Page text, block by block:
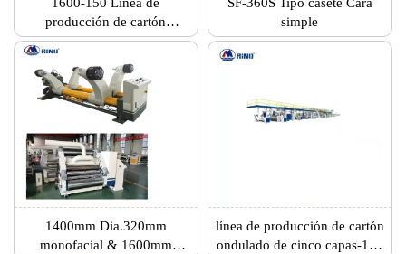
producción de cartón
ondulado de 3 capas de alta
simple
1400mm Dia.320mm
monofacial & 1600mm
línea de producción de cartón
ondulado de cinco capas-150